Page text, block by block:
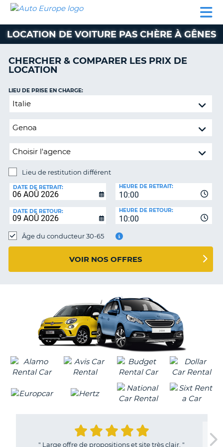
LOCATION
VOITURE
CAMPING-
CAR
CLIENT
AUTO
EUROPE
LOCATION
VOITURE
CAMPING-
CAR
PARTENAIRES
SUPPORT
CLIENT
COMPTE
MA
LOCATION DE VOITURE PAS CHÈRE À GÊNES
CHERCHER & COMPARER LES PRIX DE
LOCATION
Lieu
restitution
LIEU DE PRISE EN CHARGE:
Lieu de restitution différent
DE
RESTITUTION:
DATE DE RETRAIT:
10:00
HEURE DE RETRAIT:
DATE DE RETOUR:
10:00
HEURE DE RETOUR:
Âge du conducteur 30-65
VOIR NOS OFFRES
" Large offre de propositions et site très clair. "